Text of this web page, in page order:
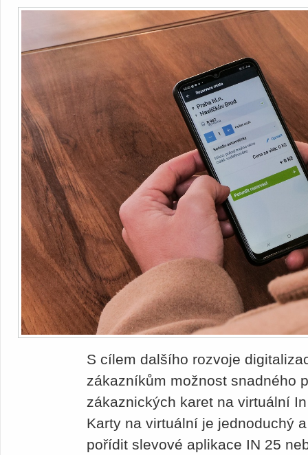
S cílem dalšího rozvoje
zákazníkům možnost snadného
zákaznických karet na virtuální
Karty na virtuální je jednoduchý
pořídit slevové aplikace IN 25